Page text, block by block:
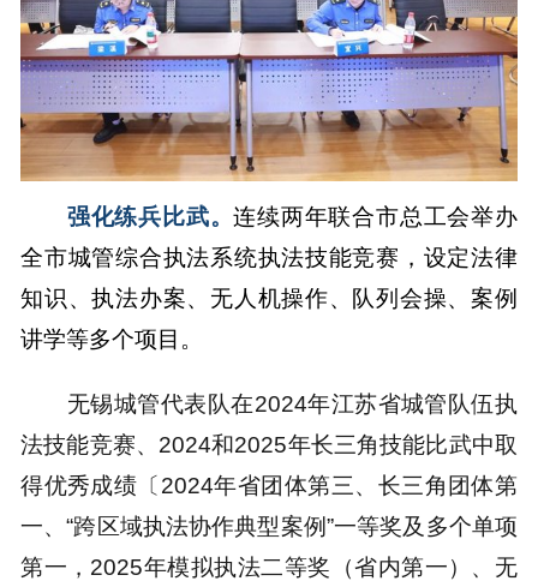
强化练兵比武。连续两年联合市总工会举办
全市城管综合执法系统执法技能竞赛，设定法律
知识、执法办案、无人机操作、队列会操、案例
讲学等多个项目。
无锡城管代表队在2024年江苏省城管队伍执
法技能竞赛、2024和2025年长三角技能比武中取
得优秀成绩〔2024年省团体第三、长三角团体第
一、“跨区域执法协作典型案例”一等奖及多个单项
第一，2025年模拟执法二等奖（省内第一）、无